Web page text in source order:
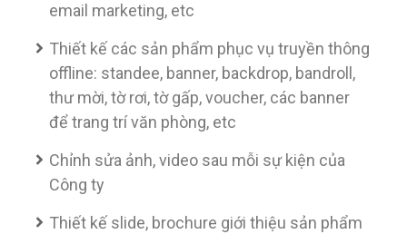
email marketing, etc
Thiết kế các sản phẩm phục vụ truyền thông
offline: standee, banner, backdrop, bandroll,
thư mời, tờ rơi, tờ gấp, voucher, các banner
để trang trí văn phòng, etc
Chỉnh sửa ảnh, video sau mỗi sự kiện của
Công ty
Thiết kế slide, brochure giới thiệu sản phẩm